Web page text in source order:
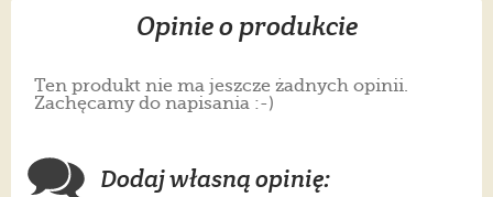
Opinie o produkcie
Ten produkt nie ma jeszcze żadnych opinii.
Zachęcamy do napisania :-)
Dodaj własną opinię: